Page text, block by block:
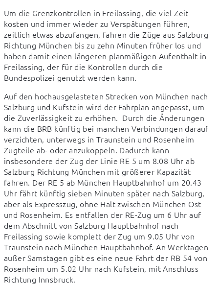
Um die Grenzkontrollen in Freilassing, die viel Zeit
kosten und immer wieder zu Verspätungen führen,
zeitlich etwas abzufangen, fahren die Züge aus Salzburg
Richtung München bis zu zehn Minuten früher los und
haben damit einen längeren planmäßigen Aufenthalt in
Freilassing, der für die Kontrollen durch die
Bundespolizei genutzt werden kann.
Auf den hochausgelasteten Strecken von München nach
Salzburg und Kufstein wird der Fahrplan angepasst, um
die Zuverlässigkeit zu erhöhen.  Durch die Änderungen
kann die BRB künftig bei manchen Verbindungen darauf
verzichten, unterwegs in Traunstein und Rosenheim
Zugteile ab- oder anzukoppeln. Dadurch kann
insbesondere der Zug der Linie RE 5 um 8.08 Uhr ab
Salzburg Richtung München mit größerer Kapazität
fahren. Der RE 5 ab München Hauptbahnhof um 20.43
Uhr fährt künftig sieben Minuten später nach Salzburg,
aber als Expresszug, ohne Halt zwischen München Ost
und Rosenheim. Es entfallen der RE-Zug um 6 Uhr auf
dem Abschnitt von Salzburg Hauptbahnhof nach
Freilassing sowie komplett der Zug um 9.05 Uhr von
Traunstein nach München Hauptbahnhof. An Werktagen
außer Samstagen gibt es eine neue Fahrt der RB 54 von
Rosenheim um 5.02 Uhr nach Kufstein, mit Anschluss
Richtung Innsbruck.